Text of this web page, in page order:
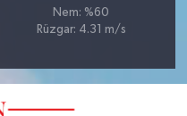
Nem: %60
Rüzgar: 4.31 m/s